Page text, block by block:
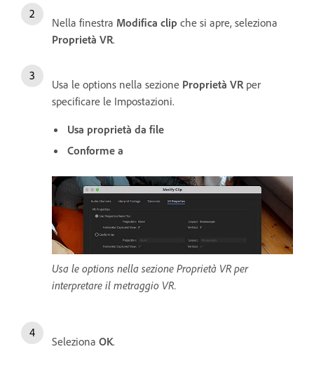
Nella finestra Modifica clip che si apre, seleziona
Proprietà VR.
Usa le options nella sezione Proprietà VR per
specificare le Impostazioni.
Usa proprietà da file
Conforme a
Usa le options nella sezione Proprietà VR per
interpretare il metraggio VR.
Seleziona OK.